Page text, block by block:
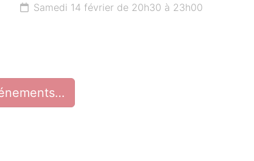
Samedi 14 février de 20h30 à 23h00